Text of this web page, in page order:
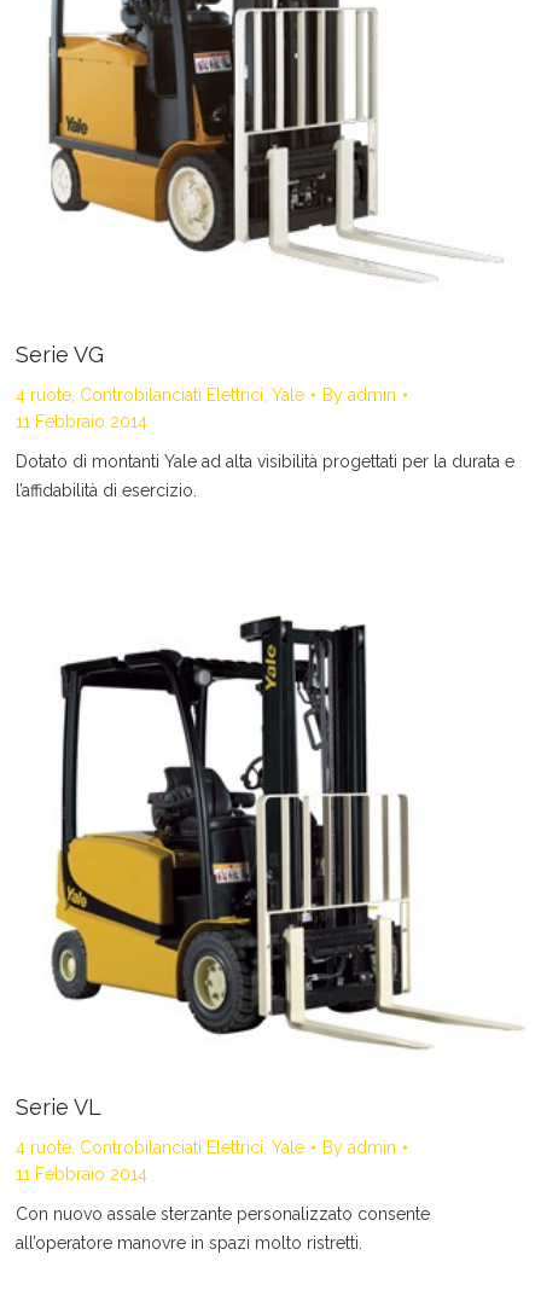
Serie VG
4 ruote, Controbilanciati Elettrici Yale By admin
11 Febbraio 2014
Dotato di montanti Yale ad alta visibilità progettati per la durata e
l’affidabilità di esercizio.
Serie VL
4 ruote, Controbilanciati Elettrici Yale By admin
11 Febbraio 2014
Con nuovo assale sterzante personalizzato consente
all’operatore manovre in spazi molto ristretti.